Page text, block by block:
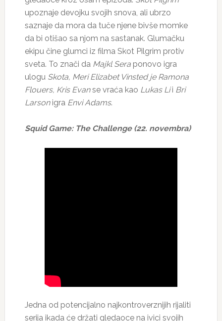
upoznaje devojku svojih snova, ali ubrzo
saznaje da mora da tuče njene bivše momke
da bi otišao sa njom na sastanak. Glumačku
ekipu čine glumci iz filma Skot Pilgrim protiv
sveta. To znači da Majkl Seraponovo igra
ulogu Skota, Meri Elizabet Vinsted je Ramona
Flouers, Kris Evanse vraća kao Lukas Lii Bri
Larsonigra Envi Adams.
Squid Game: The Challenge (22. novembra)
Jedna od potencijalno najkontroverznijih rijaliti
serija ikada će držati gledaoce na ivici svojih